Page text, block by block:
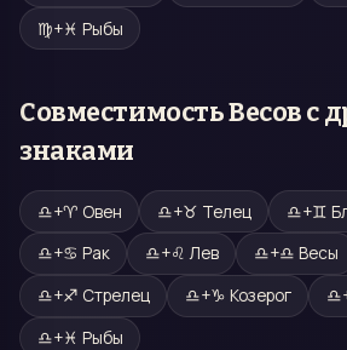
♍+♓ Рыбы
СовместимостьВесовс
знаками
♎+♈ Овен ♎+♉ Телец ♎+♊
♎+♋ Рак ♎+♌ Лев ♎+♎ Весы
♎+♐ Стрелец ♎+♑ Козерог ♎
♎+♓ Рыбы